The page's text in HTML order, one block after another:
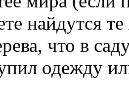
найдутся
что в
одежду